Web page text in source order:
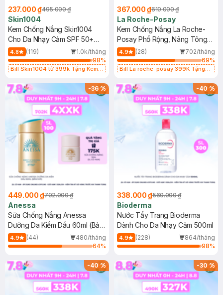
237.000 ₫495.000 ₫
Skin1004
Kem Chống Nắng Skin1004
Cho Da Nhạy Cảm SPF 50+
50ml
4.8 (119)
1.0k/tháng
98%
Bill Skin1004 từ 399k Tặng Kem
SPF 50+ 20ml (SL Có Hạn)
367.000 ₫610.000 ₫
La Roche-Posay
Kem Chống Nắng La Roche-
Posay Phổ Rộng, Nâng Tông
Kiềm Dầu 50ml
4.9 (28)
702/tháng
69%
Bill La roche-posay 399K Tặng
(SL có hạn)
-36%
449.000 ₫702.000 ₫
Anessa
Sữa Chống Nắng Anessa
Dưỡng Da Kiềm Dầu 60ml (Bản
Mới)
4.9 (44)
480/tháng
64%
-40%
338.000 ₫560.000 ₫
Bioderma
Nước Tẩy Trang Bioderma
Dành Cho Da Nhạy Cảm 500ml
4.9 (228)
864/tháng
98%
-40% -30%